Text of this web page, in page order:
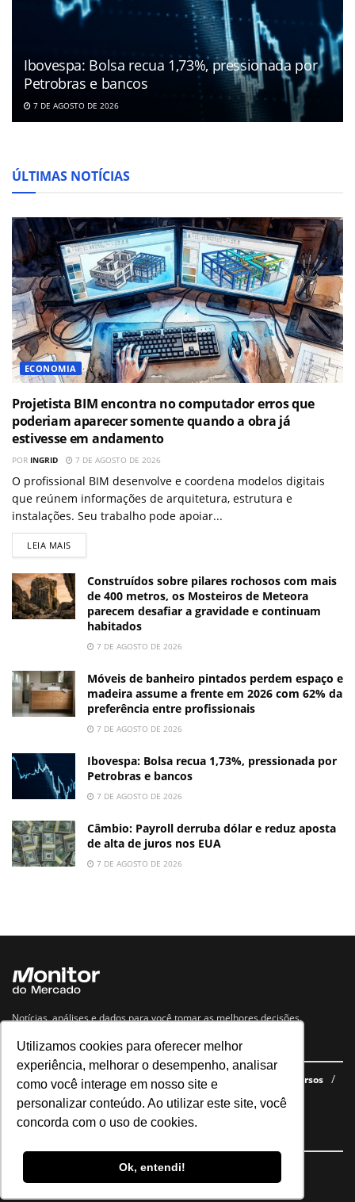
Utilizamos cookies para oferecer melhor
experiência, melhorar o desempenho, analisar
como você interage em nosso site e
personalizar conteúdo. Ao utilizar este site, você
concorda com o uso de cookies.
Ok, entendi!
Ibovespa: Bolsa recua 1,73%, pressionada por
Petrobras e bancos
7 DE AGOSTO DE 2026
ÚLTIMAS NOTÍCIAS
ECONOMIA
Projetista BIM encontra no computador erros que
poderiam aparecer somente quando a obra já
estivesse em andamento
POR INGRID 7 DE AGOSTO DE 2026
O profissional BIM desenvolve e coordena modelos digitais
que reúnem informações de arquitetura, estrutura e
instalações. Seu trabalho pode apoiar...
LEIA MAIS
Construídos sobre pilares rochosos com mais
de 400 metros, os Mosteiros de Meteora
parecem desafiar a gravidade e continuam
habitados
7 DE AGOSTO DE 2026
Móveis de banheiro pintados perdem espaço e
madeira assume a frente em 2026 com 62% da
preferência entre profissionais
7 DE AGOSTO DE 2026
Ibovespa: Bolsa recua 1,73%, pressionada por
Petrobras e bancos
7 DE AGOSTO DE 2026
Câmbio: Payroll derruba dólar e reduz aposta
de alta de juros nos EUA
7 DE AGOSTO DE 2026
Notícias, análises e dados para você tomar as melhores decisões.
Navegue no site
Últimas notícias Quem somos E-books gratuitos
Cursos
Política de privacidade